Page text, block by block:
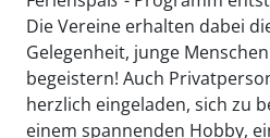
Die Vereine erhalten dabei
Gelegenheit, junge
begeistern! Auch
herzlich eingeladen, sich zu
einem spannenden Hobby,